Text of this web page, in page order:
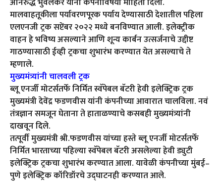
मालवाहतूकीला पर्यावरणपूरक पर्याय देण्यासाठी देशातील पहिला
एलएनजी ट्रक सप्टेंबर २०२२ मध्ये बनविण्यात आली. इलेक्ट्रीक
वाहन हे भविष्य असल्याने आणि शून्य कार्बन उत्सर्जनाचे उद्दीष्ट
गाठण्यासाठी ईव्ही ट्रकचा शुभारंभ करण्यात येत असल्याचे ते
म्हणाले.
मुख्यमंत्र्यांनी चालवली ट्रक
ब्लू एनर्जी मोटर्सतर्फे निर्मित स्वॅपेबल बॅटरी हेवी इलेक्ट्रिक ट्रक
मुख्यमंत्री देवेंद्र फडणवीस यांनी कंपनीच्या आवारात चालविला. नवं
तंत्रज्ञान समजून घेताना ते हाताळण्याचे कसबही मुख्यमंत्र्यांनी
दाखवून दिले.
तत्पूर्वी मुख्यमंत्री श्री.फडणवीस यांच्या हस्ते ब्लू एनर्जी मोटर्सतर्फे
निर्मित भारताच्या पहिल्या स्वॅपेबल बॅटरी असलेल्या हेवी ड्युटी
इलेक्ट्रिक ट्रकचा शुभारंभ करण्यात आला. यावेळी कंपनीच्या मुंबई–
पुणे इलेक्ट्रिक कॉरिडॉरचे उद्घाटनही करण्यात आले.